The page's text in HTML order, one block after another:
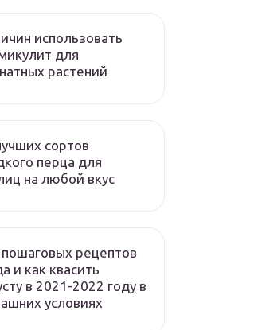
использовать
для
растений
сортов
перца для
на любой вкус
пошаговых рецептов
и как квасить
в 2021-2022 году в
условиях